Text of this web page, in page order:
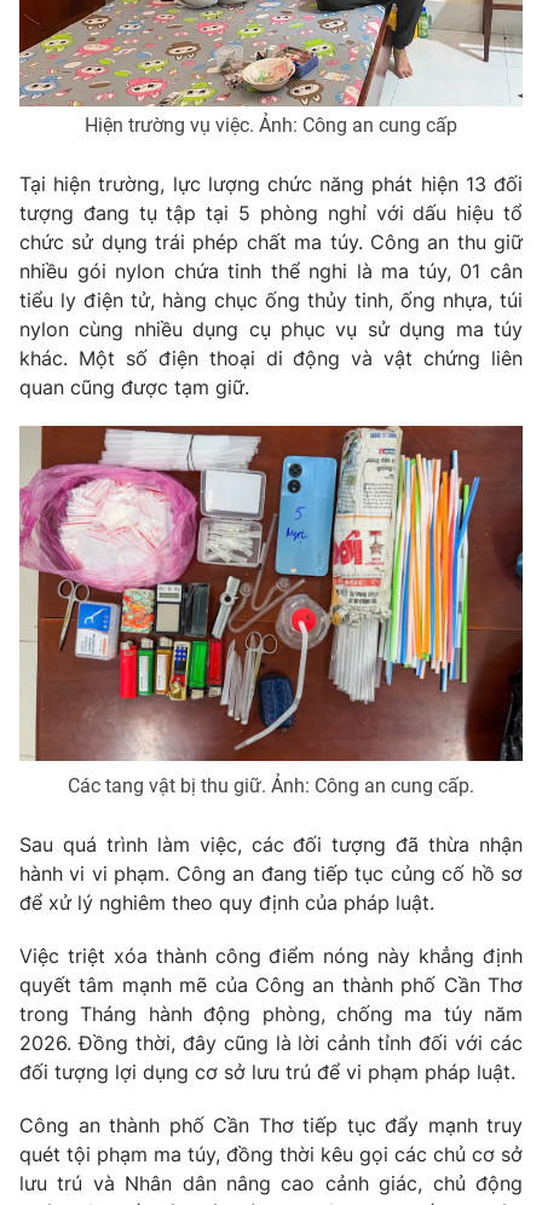
VTV9 VTV8
Liên hệ tòa soạn English
THỜI BÁO VTV
Theo dõi báo trên
Cơ quan chủ quản:Đài Truyền hình Việt Nam
Cơ quan báo chí: Thời báo VTV
Giấy phép hoạt động báo in và báo điện tử số 483/GP-BTTTT
cấp ngày 29/12/2023
Tổng Biên tập:Vũ Thanh Thủy
Phó Tổng Biên tập:Nguyễn Thị Mỹ Hạnh, Phạm Quốc Thắng,
Nguyễn Trọng Ninh
Tổng đài VTV:024.38 355 931 - 024.38 355 932
Ðiện thoại Thời báo VTV:024.66 897 897
Email:
toasoan@vtv.vn
Liên hệ quảng cáo:
024-7300.7108
® Cấm sao chép dưới mọi hình thức nếu không có sự chấp
thông tin từ website này.
Hiện trường vụ việc. Ảnh: Công an cung cấp
Tại hiện trường, lực lượng chức năng phát hiện 13 đối
tượng đang tụ tập tại 5 phòng nghỉ với dấu hiệu tổ
chức sử dụng trái phép chất ma túy. Công an thu giữ
nhiều gói nylon chứa tinh thể nghi là ma túy, 01 cân
tiểu ly điện tử, hàng chục ống thủy tinh, ống nhựa, túi
nylon cùng nhiều dụng cụ phục vụ sử dụng ma túy
khác. Một số điện thoại di động và vật chứng liên
quan cũng được tạm giữ.
Các tang vật bị thu giữ. Ảnh: Công an cung cấp.
Sau quá trình làm việc, các đối tượng đã thừa nhận
hành vi vi phạm. Công an đang tiếp tục củng cố hồ sơ
để xử lý nghiêm theo quy định của pháp luật.
Việc triệt xóa thành công điểm nóng này khẳng định
quyết tâm mạnh mẽ của Công an thành phố Cần Thơ
trong Tháng hành động phòng, chống ma túy năm
2026. Đồng thời, đây cũng là lời cảnh tỉnh đối với các
đối tượng lợi dụng cơ sở lưu trú để vi phạm pháp luật.
Công an thành phố Cần Thơ tiếp tục đẩy mạnh truy
quét tội phạm ma túy, đồng thời kêu gọi các chủ cơ sở
lưu trú và Nhân dân nâng cao cảnh giác, chủ động